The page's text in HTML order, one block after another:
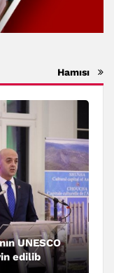
Hamısı
UNESCO
edilib